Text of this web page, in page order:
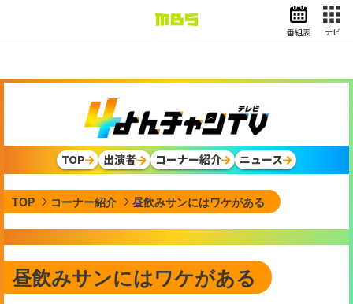
ドラマ
スポーツ
動画イズム ニュース
天気・防災 イベント
映画 アナウンサー
グッズ
番組表 ナビ
TOP 出演者 コーナー紹介 ニュース
TOP コーナー紹介 昼飲みサンにはワケがある
昼飲みサンにはワケがある